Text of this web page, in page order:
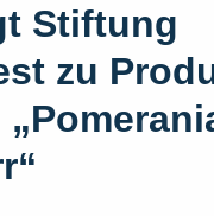
Stiftung
zu